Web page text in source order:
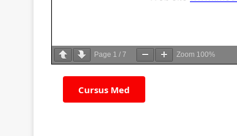
Page 1 / 7 Zoom 100%
Cursus Med